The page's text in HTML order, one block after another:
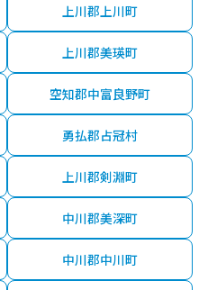
上川郡上川町
上川郡美瑛町
空知郡中富良野町
勇払郡占冠村
上川郡剣淵町
中川郡美深町
中川郡中川町